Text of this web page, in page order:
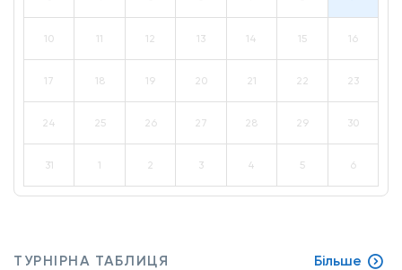
10 11 12 13 14 15 16
17 18 19 20 21 22 23
24 25 26 27 28 29 30
31 1 2 3 4 5 6
ТУРНІРНА ТАБЛИЦЯ Більше